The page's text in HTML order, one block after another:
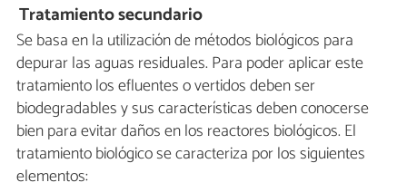
Tratamiento secundario
Se basa en la utilización de métodos biológicos para
depurar las aguas residuales. Para poder aplicar este
tratamiento los efluentes o vertidos deben ser
biodegradables y sus características deben conocerse
bien para evitar daños en los reactores biológicos. El
tratamiento biológico se caracteriza por los siguientes
elementos: